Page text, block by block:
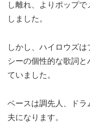
し離れ、よりポップ
しました。
しかし、ハイロウズ
シーの個性的な歌詞
ていました。
ベースは調先人、ド
夫になります。